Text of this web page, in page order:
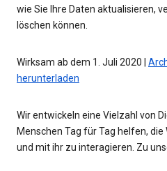
wie Sie Ihre Daten aktualisieren,
löschen können.
Wirksam ab dem 1. Juli 2020 |
herunterladen
Wir entwickeln eine Vielzahl von
Menschen Tag für Tag helfen,
und mit ihr zu interagieren. Zu